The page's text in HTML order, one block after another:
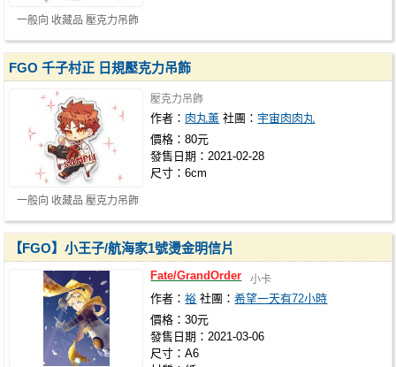
一般向 收藏品 壓克力吊飾
一般向 收藏品 壓克力吊飾
FGO 千子村正 日規壓克力吊飾
壓克力吊飾
作者： 肉丸薰 社團： 宇宙肉肉丸
價格：80元
發售日期：2021-02-28
尺寸：6cm
【FGO】小王子/航海家1號燙金明信片
Fate/GrandOrder 小卡
作者：裕 社團：希望一天有72小時
價格：30元
發售日期：2021-03-06
尺寸：A6